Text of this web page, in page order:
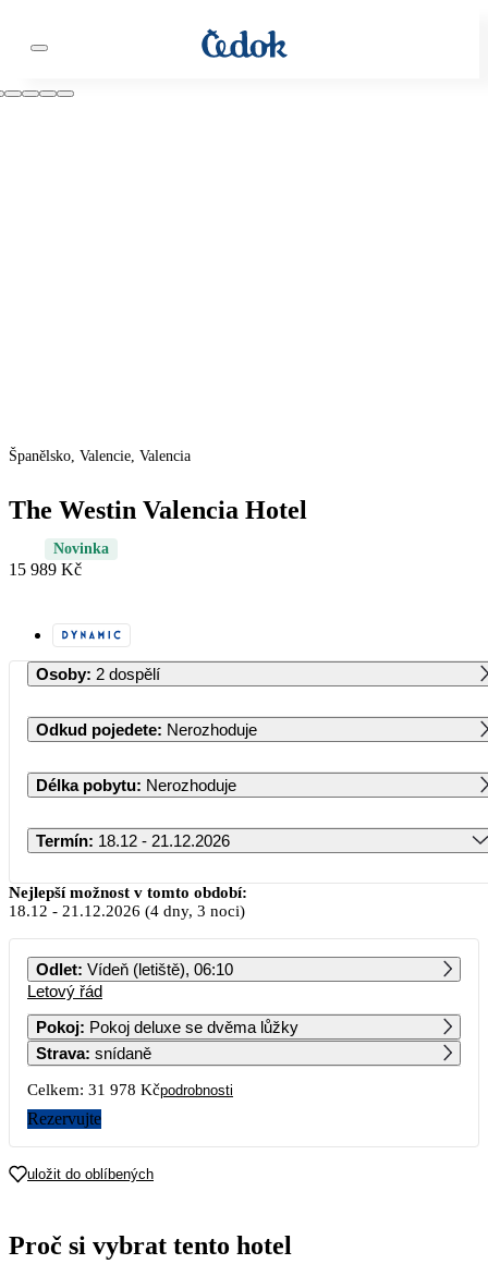
Španělsko, Valencie, Valencia
The Westin Valencia Hotel
Novinka
15 989 Kč
Osoby: 2 dospělí
Odkud pojedete: Nerozhoduje
Délka pobytu: Nerozhoduje
Termín: 18.12 - 21.12.2026
Prosinec 2026
PO ÚT ST ČT PÁ SO NE
7
14
17 499
21
20 639
22
28 069 28 779
Nejlepší možnost v tomto období:
18.12 - 21.12.2026 (4 dny, 3 noci)
Odlet: Vídeň (letiště), 06:10
Letový řád
Pokoj: Pokoj deluxe se dvěma lůžky
Strava: snídaně
Celkem: 31 978 Kčpodrobnosti
Rezervujte
uložit do oblíbených
Proč si vybrat tento hotel